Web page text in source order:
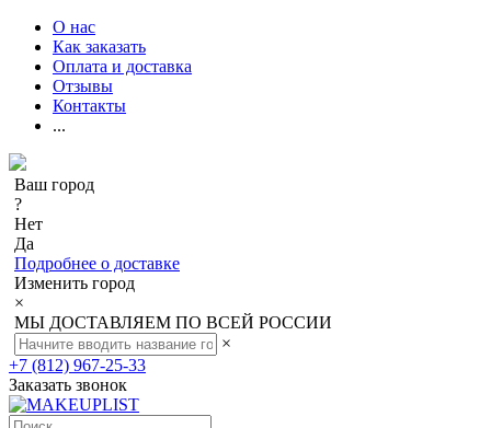
О нас
Как заказать
Оплата и доставка
Отзывы
Контакты
...
Ваш город
?
Нет
Да
Подробнее о доставке
Изменить город
×
МЫ ДОСТАВЛЯЕМ ПО ВСЕЙ РОССИИ
×
+7 (812) 967-25-33
Заказать звонок